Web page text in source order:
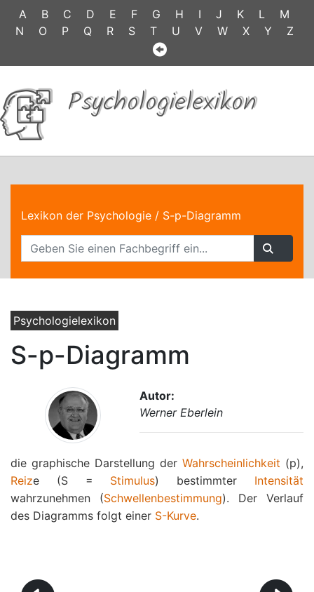
A B C D E F G H I J K L
M
N
O P Q R S T U V W X Y Z
Psychologielexikon
Lexikon der Psychologie / S-p-Diagramm
Psychologielexikon
S-p-Diagramm
Autor:
Werner Eberlein
die graphische Darstellung der Wahrscheinlichkeit (p),
Reize (S = Stimulus) bestimmter Intensität
wahrzunehmen (Schwellenbestimmung). Der Verlauf
des Diagramms folgt einer S-Kurve.